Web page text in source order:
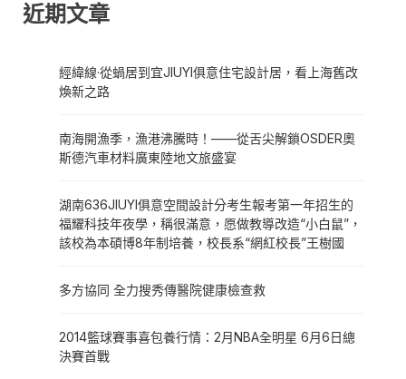
近期文章
經緯線·從蝸居到宜JIUYI俱意住宅設計居，看上海舊改
煥新之路
南海開漁季，漁港沸騰時！——從舌尖解鎖OSDER奧
斯德汽車材料廣東陸地文旅盛宴
湖南636JIUYI俱意空間設計分考生報考第一年招生的
福耀科技年夜學，稱很滿意，愿做教導改造“小白鼠”，
該校為本碩博8年制培養，校長系“網紅校長”王樹國
多方協同 全力搜秀傳醫院健康檢查救
2014籃球賽事喜包養行情：2月NBA全明星 6月6日總
決賽首戰